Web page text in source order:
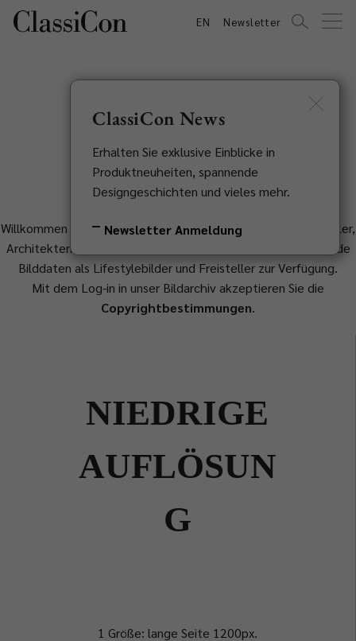
EN Newsletter
Bildarchiv
Willkommen in unserem Bildarchiv. Dieser Bereich ist für Händler,
Architekten und Presse. Hier stellen wir Ihnen hochauflösende
Bilddaten als Lifestylebilder und Freisteller zur Verfügung.
Mit dem Log-in in unser Bildarchiv akzeptieren Sie die
Copyrightbestimmungen.
NIEDRIGE
AUFLÖSUN
G
1 Größe: lange Seite 1200px.
ClassiCon News
Erhalten Sie exklusive Einblicke in
Produktneuheiten, spannende
Designgeschichten und vieles mehr.
Newsletter Anmeldung